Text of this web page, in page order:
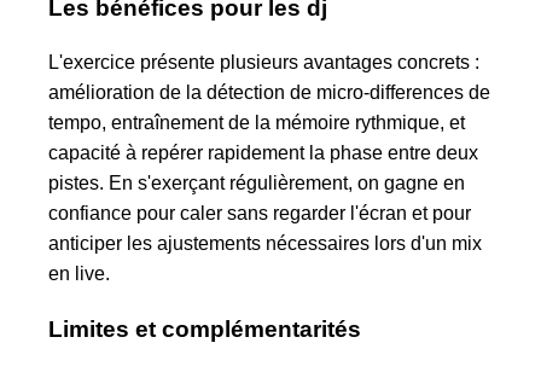
Les bénéfices pour les dj
L'exercice présente plusieurs avantages concrets :
amélioration de la détection de micro-differences de
tempo, entraînement de la mémoire rythmique, et
capacité à repérer rapidement la phase entre deux
pistes. En s'exerçant régulièrement, on gagne en
confiance pour caler sans regarder l'écran et pour
anticiper les ajustements nécessaires lors d'un mix
en live.
Limites et complémentarités